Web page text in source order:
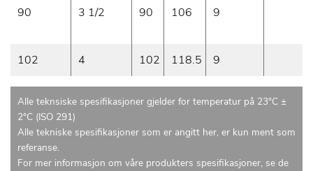
90 3 1/2 90 106 9
102 4 102 118.5 9
Alle teknsiske spesifikasjoner gjelder for temperatur på 23°C ±
2°C (ISO 291)
Alle tekniske spesifikasjoner som er angitt her, er kun ment som
referanse.
For mer informasjon om våre produkters spesifikasjoner, se de